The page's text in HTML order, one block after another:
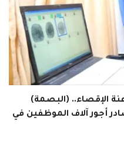
الإقصاء.. (البصمة)
أجور آلاف الموظفين في